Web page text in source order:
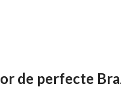
de perfecte